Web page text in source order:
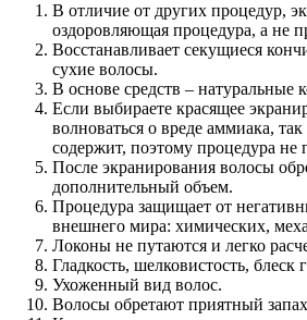
В отличие от других процедур,
оздоровляющая процедура, а не
Восстанавливает секущиеся
сухие волосы.
В основе средств – натуральные
Если выбираете красящее
волноваться о вреде аммиака, так
содержит, поэтому процедура не
После экранирования волосы
дополнительный объем.
Процедура защищает от
внешнего мира: химических,
Локоны не путаются и легко
Гладкость, шелковистость, блеск
Ухоженный вид волос.
Волосы обретают приятный